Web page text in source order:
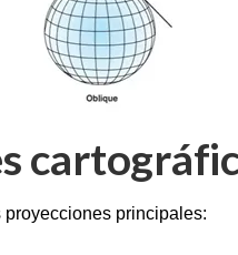
principales: